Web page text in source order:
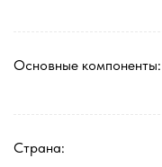
Основные компоненты:
Страна: